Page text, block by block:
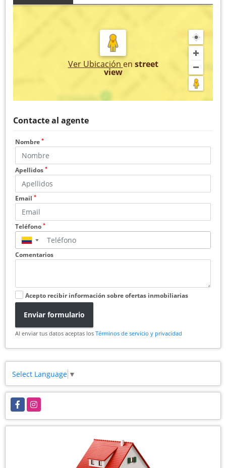
Ver Ubicación en street
view
Contacte al agente
Nombre *
Apellidos *
Email *
Teléfono *
▼
Comentarios
Acepto recibir información sobre ofertas inmobiliarias
Enviar formulario
Al enviar tus datos aceptas los Términos de servicio y privacidad
Select Language ▼
FacebookInstagram